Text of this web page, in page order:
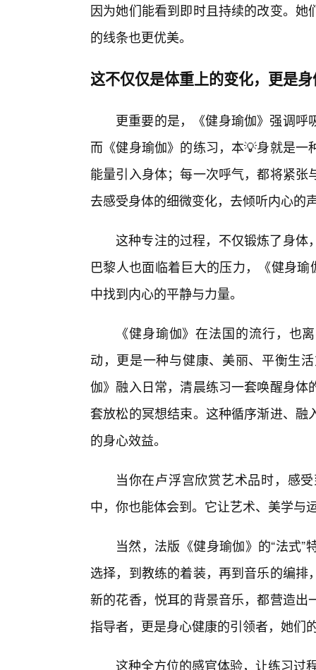
因为她们能看到即时且持续的改变。
的线条也更优美。
这不仅仅是体重上的变化，更是
更重要的是，《健身瑜伽》强调
而《健身瑜伽》的练习，本💡身就是
能量引入身体；每一次呼气，都将紧
去感受身体的细微变化，去倾听内心的
这种专注的过程，不仅锻炼了身体
巴黎人也面临着巨大的压力，《健身
中找到内心的平静与力量。
《健身瑜伽》在法国的流行，也
动，更是一种与健康、美丽、平衡生
伽》融入日常，清晨练习一套唤醒身
套放松的冥想结束。这种循序渐进、
的身心效益。
当你在卢浮宫欣赏艺术品时，感
中，你也能体会到。它让艺术、美学与
当然，法版《健身瑜伽》的“法式
选择，到教练的着装，再到音乐的编
新的花香，悦耳的背景音乐，都营造
指导者，更是身心健康的引领者，她们
这种全方位的感官体验，让练习过